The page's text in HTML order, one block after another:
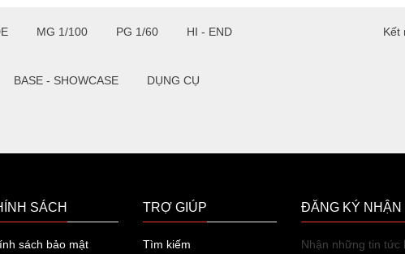
MG 1/100 PG 1/60 HI - END
BASE - SHOWCASE DỤNG CỤ
Kết
SÁCH
sách bảo mật
TRỢ GIÚP
Tìm kiếm
ĐĂNG KÝ NHẬN
Nhận những tin tức